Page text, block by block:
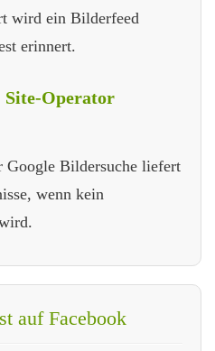
wird ein Bilderfeed
erinnert.
Site-Operator
Google Bildersuche liefert
wenn kein
auf Facebook